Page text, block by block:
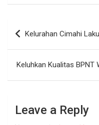
ce
b
o
o
at
s
A
p
Post
navigation
Kelurahan Cimahi
Keluhkan Kualitas BPNT
Leave a Reply